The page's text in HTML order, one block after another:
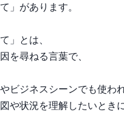
」があります。
」とは、
を尋ねる言葉で、
ビジネスシーンでも使われ
や状況を理解したいとき